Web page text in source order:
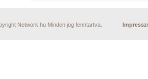
Network.hu Minden jog fenntartva.